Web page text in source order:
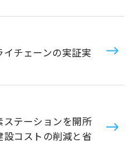
チェーンの実証実
テーションを開所
コストの削減と省